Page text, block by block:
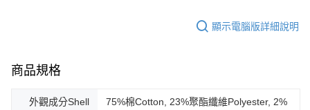
顯示電腦版詳細說明
商品規格
外觀成分Shell
75%棉Cotton, 23%聚酯纖維Polyester, 2%